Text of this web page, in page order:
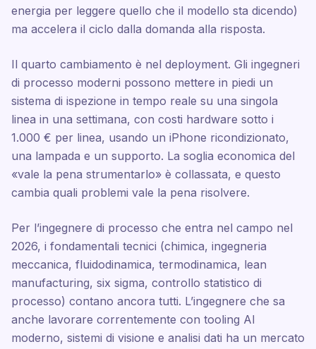
energia per leggere quello che il modello sta dicendo)
ma accelera il ciclo dalla domanda alla risposta.
Il quarto cambiamento è nel deployment. Gli ingegneri
di processo moderni possono mettere in piedi un
sistema di ispezione in tempo reale su una singola
linea in una settimana, con costi hardware sotto i
1.000 € per linea, usando un iPhone ricondizionato,
una lampada e un supporto. La soglia economica del
«vale la pena strumentarlo» è collassata, e questo
cambia quali problemi vale la pena risolvere.
Per l’ingegnere di processo che entra nel campo nel
2026, i fondamentali tecnici (chimica, ingegneria
meccanica, fluidodinamica, termodinamica, lean
manufacturing, six sigma, controllo statistico di
processo) contano ancora tutti. L’ingegnere che sa
anche lavorare correntemente con tooling AI
moderno, sistemi di visione e analisi dati ha un mercato